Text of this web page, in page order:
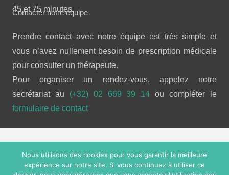
45 et 75 minutes.
Contacter notre équipe
Prendre contact avec notre équipe est très simple et
vous n’avez nullement besoin de prescription médicale
pour consulter un thérapeute.
Pour organiser un rendez-vous, appelez notre
secrétariat au (+32) 02 669 39 14ou compléter le
formulaire de contact
Powered byPrivium – Des services qui soutiennent vos
Nous utilisons des cookies pour vous garantir la meilleure
expérience sur notre site. Si vous continuez à utiliser ce